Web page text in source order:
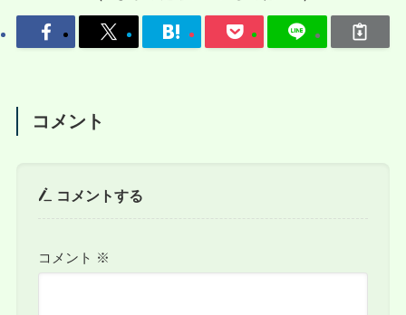
コメント
コメントする
コメント ※